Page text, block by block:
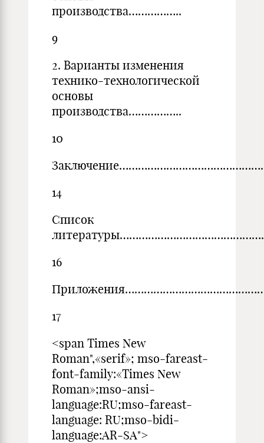
производства……………..
9
2. Варианты изменения
технико-технологической
основы
производства……………..
10
14
Список
16
17
<span Times New
Roman",«serif»; mso-fareast-
font-family:«Times New
Roman»;mso-ansi-
language:RU;mso-fareast-
language: RU;mso-bidi-
language:AR-SA">